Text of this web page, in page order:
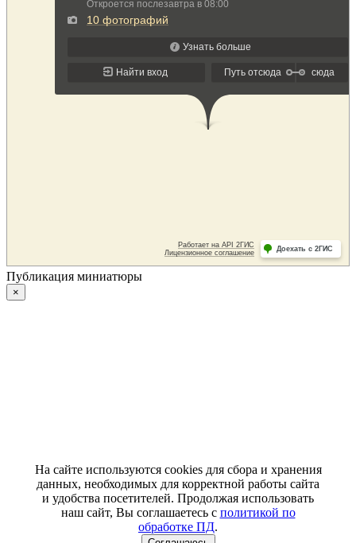
Публикация миниатюры
×
На сайте используются cookies для сбора и хранения
данных, необходимых для корректной работы сайта
и удобства посетителей. Продолжая использовать
наш сайт, Вы соглашаетесь с политикой по
обработке ПД.